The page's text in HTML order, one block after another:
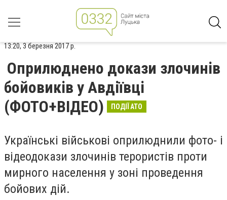
13:20, 3 березня 2017 р.
Оприлюднено докази злочинів
бойовиків у Авдіївці
(ФОТО+ВІДЕО)
ПОДІЇ АТО
Українські військові оприлюднили фото- і
відеодокази злочинів терористів проти
мирного населення у зоні проведення
бойових дій.